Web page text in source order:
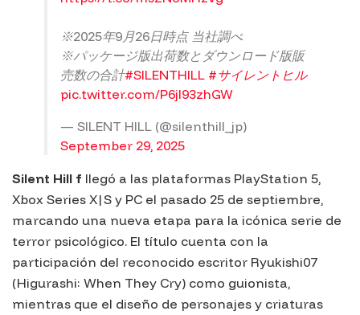
※2025年9月26日時点 当社調べ
※パッケージ版出荷数とダウンロード版販
売数の合計#SILENTHILL #サイレントヒル
pic.twitter.com/P6jl93zhGW
— SILENT HILL (@silenthill_jp)
September 29, 2025
Silent Hill f llegó a las plataformas PlayStation 5,
Xbox Series X|S y PC el pasado 25 de septiembre,
marcando una nueva etapa para la icónica serie de
terror psicológico. El título cuenta con la
participación del reconocido escritor Ryukishi07
(Higurashi: When They Cry) como guionista,
mientras que el diseño de personajes y criaturas